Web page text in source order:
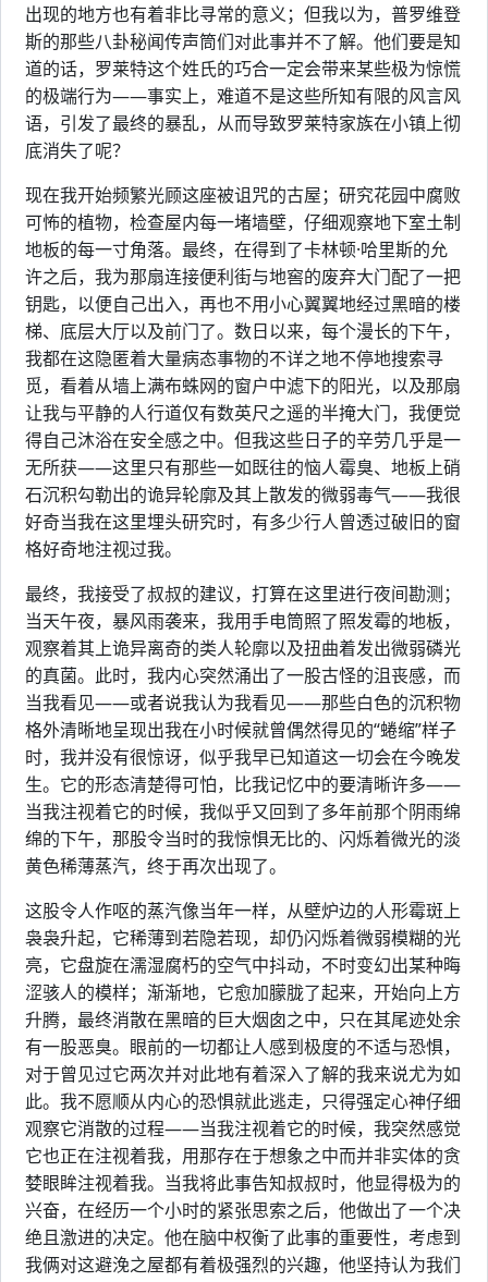
出现的地方也有着非比寻常的意义；但我以为，普罗维登
斯的那些八卦秘闻传声筒们对此事并不了解。他们要是知
道的话，罗莱特这个姓氏的巧合一定会带来某些极为惊慌
的极端行为——事实上，难道不是这些所知有限的风言风
语，引发了最终的暴乱，从而导致罗莱特家族在小镇上彻
底消失了呢？
现在我开始频繁光顾这座被诅咒的古屋；研究花园中腐败
可怖的植物，检查屋内每一堵墙壁，仔细观察地下室土制
地板的每一寸角落。最终，在得到了卡林顿·哈里斯的允
许之后，我为那扇连接便利街与地窖的废弃大门配了一把
钥匙，以便自己出入，再也不用小心翼翼地经过黑暗的楼
梯、底层大厅以及前门了。数日以来，每个漫长的下午，
我都在这隐匿着大量病态事物的不详之地不停地搜索寻
觅，看着从墙上满布蛛网的窗户中滤下的阳光，以及那扇
让我与平静的人行道仅有数英尺之遥的半掩大门，我便觉
得自己沐浴在安全感之中。但我这些日子的辛劳几乎是一
无所获——这里只有那些一如既往的恼人霉臭、地板上硝
石沉积勾勒出的诡异轮廓及其上散发的微弱毒气——我很
好奇当我在这里埋头研究时，有多少行人曾透过破旧的窗
格好奇地注视过我。
最终，我接受了叔叔的建议，打算在这里进行夜间勘测；
当天午夜，暴风雨袭来，我用手电筒照了照发霉的地板，
观察着其上诡异离奇的类人轮廓以及扭曲着发出微弱磷光
的真菌。此时，我内心突然涌出了一股古怪的沮丧感，而
当我看见——或者说我认为我看见——那些白色的沉积物
格外清晰地呈现出我在小时候就曾偶然得见的“蜷缩”样子
时，我并没有很惊讶，似乎我早已知道这一切会在今晚发
生。它的形态清楚得可怕，比我记忆中的要清晰许多——
当我注视着它的时候，我似乎又回到了多年前那个阴雨绵
绵的下午，那股令当时的我惊惧无比的、闪烁着微光的淡
黄色稀薄蒸汽，终于再次出现了。
这股令人作呕的蒸汽像当年一样，从壁炉边的人形霉斑上
袅袅升起，它稀薄到若隐若现，却仍闪烁着微弱模糊的光
亮，它盘旋在濡湿腐朽的空气中抖动，不时变幻出某种晦
涩骇人的模样；渐渐地，它愈加朦胧了起来，开始向上方
升腾，最终消散在黑暗的巨大烟囱之中，只在其尾迹处余
有一股恶臭。眼前的一切都让人感到极度的不适与恐惧，
对于曾见过它两次并对此地有着深入了解的我来说尤为如
此。我不愿顺从内心的恐惧就此逃走，只得强定心神仔细
观察它消散的过程——当我注视着它的时候，我突然感觉
它也正在注视着我，用那存在于想象之中而并非实体的贪
婪眼眸注视着我。当我将此事告知叔叔时，他显得极为的
兴奋，在经历一个小时的紧张思索之后，他做出了一个决
绝且激进的决定。他在脑中权衡了此事的重要性，考虑到
我俩对这避浼之屋都有着极强烈的兴趣，他坚持认为我们